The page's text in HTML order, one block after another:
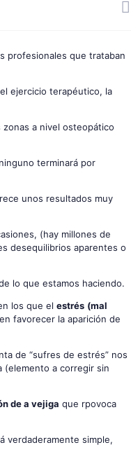
profesionales que trataban
ejercicio terapéutico, la
zonas a nivel osteopático
terminará por
unos resultados muy
(hay millones de
desequilibrios aparentes o
lo que estamos haciendo.
los que elestrés (mal
favorecer la aparición de
de “sufres de estrés” nos
(elemento a corregir sin
de a vejiga que rpovoca
verdaderamente simple,